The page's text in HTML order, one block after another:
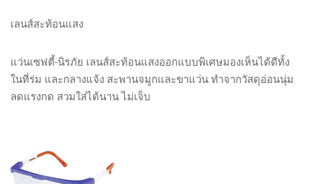
เลนส์สะท้อนแสง
แว่นเซฟตี้-นิรภัย เลนส์สะท้อนแสงออกแบบพิเศษมองเห็นได้ดีทั้ง
ในที่ร่ม และกลางแจ้ง สะพานจมูกและขาแว่น ทำจากวัสดุอ่อนนุ่ม
ลดแรงกด สวมใส่ได้นาน ไม่เจ็บ